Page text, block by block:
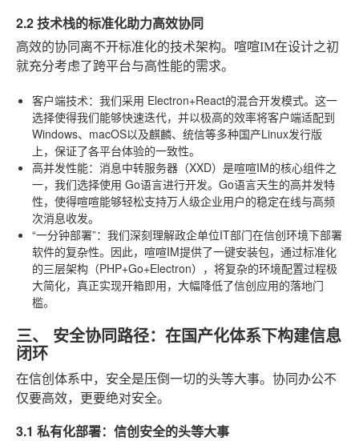
2.2 技术栈的标准化助力高效协同
高效的协同离不开标准化的技术架构。喧喧IM在设计之初
就充分考虑了跨平台与高性能的需求。
客户端技术：我们采用 Electron+React的混合开发模式。这一
选择使得我们能够快速迭代，并以极高的效率将客户端适配到
Windows、macOS以及麒麟、统信等多种国产Linux发行版
上，保证了各平台体验的一致性。
高并发性能：消息中转服务器（XXD）是喧喧IM的核心组件之
一，我们选择使用 Go语言进行开发。Go语言天生的高并发特
性，使得喧喧能够轻松支持万人级企业用户的稳定在线与高频
次消息收发。
“一分钟部署”：我们深刻理解政企单位IT部门在信创环境下部署
软件的复杂性。因此，喧喧IM提供了一键安装包，通过标准化
的三层架构（PHP+Go+Electron），将复杂的环境配置过程极
大简化，真正实现开箱即用，大幅降低了信创应用的落地门
槛。
三、 安全协同路径：在国产化体系下构建信息
闭环
在信创体系中，安全是压倒一切的头等大事。协同办公不
仅要高效，更要绝对安全。
3.1 私有化部署：信创安全的头等大事